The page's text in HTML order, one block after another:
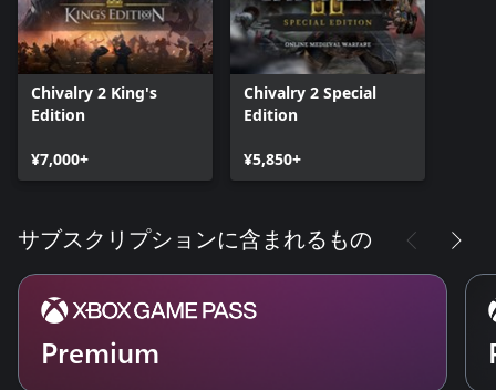
Chivalry 2 King's
Edition
¥7,000+
Chivalry 2 Special
Edition
¥5,850+
サブスクリプションに含まれるもの
Premium